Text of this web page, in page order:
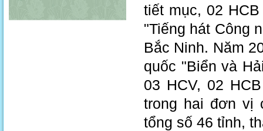
tiết mục, 02
"Tiếng hát Công
Bắc Ninh. Năm
quốc "Biển và
03 HCV, 02
trong hai đơn vị
tổng số 46 tỉnh,